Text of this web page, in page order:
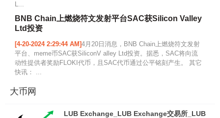
L...
BNB Chain上燃烧符文发射平台SAC获Silicon Valley
Ltd投资
[4-20-2024 2:29:44 AM]4月20日消息，BNB Chain上燃烧符文发射
平台、meme币SAC获SiliconV alley Ltd投资。据悉，SAC将向流
动性提供者奖励FLOKI代币，且SAC代币通过公平铭刻产生。 其它
快讯： ...
大币网
LUB Exchange_LUB Exchange交易所_LUB